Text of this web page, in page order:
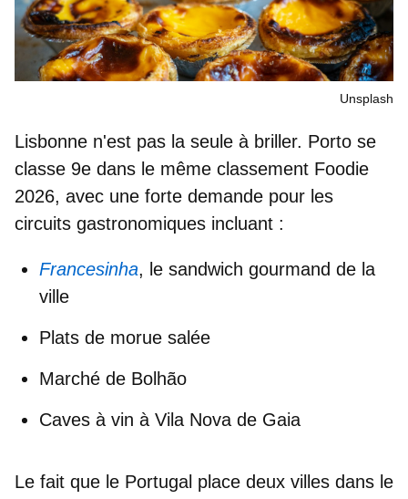
Unsplash
Lisbonne n'est pas la seule à briller. Porto se
classe 9e dans le même classement Foodie
2026, avec une forte demande pour les
circuits gastronomiques incluant :
Francesinha, le sandwich gourmand de la
ville
Plats de morue salée
Marché de Bolhão
Caves à vin à Vila Nova de Gaia
Le fait que le Portugal place deux villes dans le